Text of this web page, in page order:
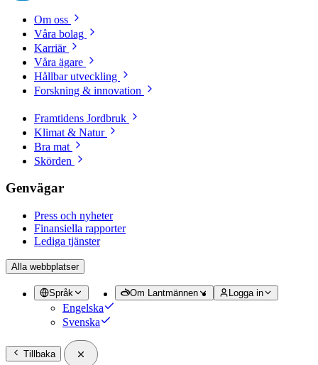
Om oss
Våra bolag
Karriär
Våra ägare
Hållbar utveckling
Forskning & innovation
Framtidens Jordbruk
Klimat & Natur
Bra mat
Skörden
Genvägar
Press och nyheter
Finansiella rapporter
Lediga tjänster
Alla webbplatser
Språk
Engelska
Svenska
Om Lantmännen Logga in
Tillbaka